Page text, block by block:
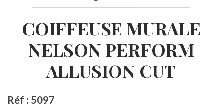
COIFFEUSE MURALE
NELSON PERFORM
ALLUSION CUT
Réf : 5097